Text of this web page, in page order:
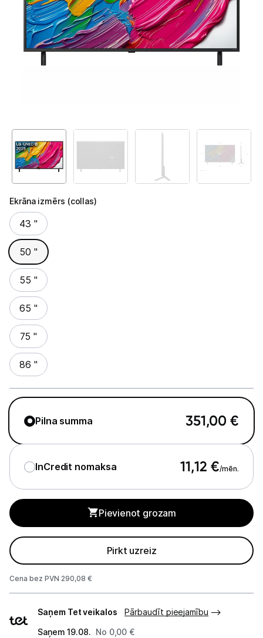
Televizoru stiprinājumi
TV rāmji
Pārsprieguma aizsargi
TV statīvi
Tet Virszemes televīzija
TV iekārtas
Sadzīves tehnika
Skaistumkopšana
Vēlmju saraksts
Piegāde un apmaksa
Tehnikas izvešana
Ekrāna izmērs (collas)
Ekrāna izmērs (collas)
43 "
50 "
55 "
65 "
75 "
86 "
Pilna summa 351,00 €
InCredit nomaksa 11,12 €/mēn.
Pievienot grozam
Pirkt uzreiz
Cena bez PVN 290,08 €
veidi
Saņem Tet veikalos
Pārbaudīt pieejamību
Saņem 19.08. No 0,00 €